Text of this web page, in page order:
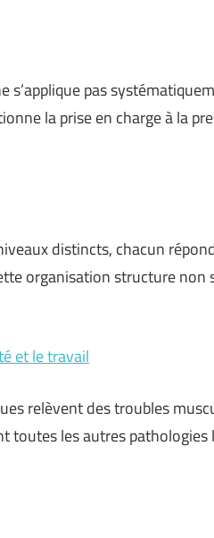
pas
la prise en charge à la
distincts, chacun
organisation structure non
et le travail
relèvent des troubles
toutes les autres pathologies